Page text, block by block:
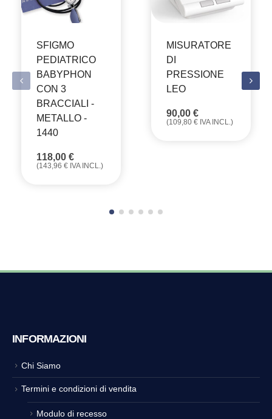
SFIGMO
PEDIATRICO
BABYPHON
CON 3
BRACCIALI -
METALLO -
1440
118,00 €
(143,96 € IVA INCL.)
MISURATORE
DI
PRESSIONE
LEO
90,00 €
(109,80 € IVA INCL.)
INFORMAZIONI
Chi Siamo
Termini e condizioni di vendita
Modulo di recesso